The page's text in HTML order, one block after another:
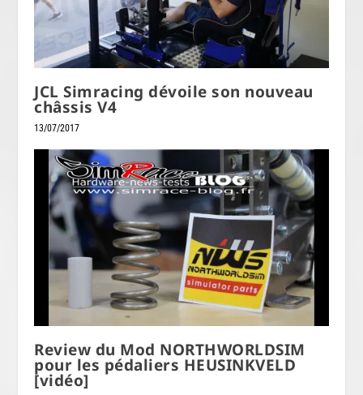
JCL Simracing dévoile son nouveau
châssis V4
13/07/2017
Review du Mod NORTHWORLDSIM
pour les pédaliers HEUSINKVELD
[vidéo]